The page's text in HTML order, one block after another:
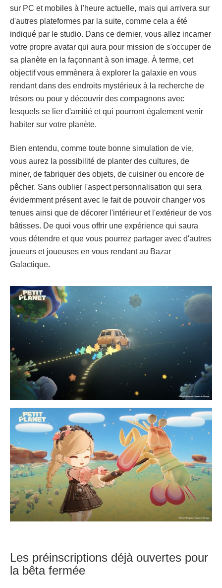
sur PC et mobiles à l'heure actuelle, mais qui arrivera sur
d'autres plateformes par la suite, comme cela a été
indiqué par le studio. Dans ce dernier, vous allez incarner
votre propre avatar qui aura pour mission de s'occuper de
sa planète en la façonnant à son image. À terme, cet
objectif vous emmènera à explorer la galaxie en vous
rendant dans des endroits mystérieux à la recherche de
trésors ou pour y découvrir des compagnons avec
lesquels se lier d'amitié et qui pourront également venir
habiter sur votre planète.
Bien entendu, comme toute bonne simulation de vie,
vous aurez la possibilité de planter des cultures, de
miner, de fabriquer des objets, de cuisiner ou encore de
pêcher. Sans oublier l'aspect personnalisation qui sera
évidemment présent avec le fait de pouvoir changer vos
tenues ainsi que de décorer l'intérieur et l'extérieur de vos
bâtisses. De quoi vous offrir une expérience qui saura
vous détendre et que vous pourrez partager avec d'autres
joueurs et joueuses en vous rendant au Bazar
Galactique.
Les préinscriptions déjà ouvertes pour
la bêta fermée